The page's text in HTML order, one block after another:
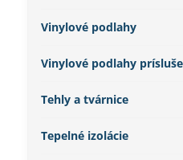
Vinylové podlahy
Vinylové podlahy
Tehly a tvárnice
Tepelné izolácie